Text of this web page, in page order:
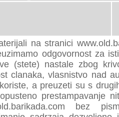
na stranici
odgovornost za
(stete) nastale zbog
clanaka, vlasnistvo nad
a preuzeti su s
prestampavanje
bez